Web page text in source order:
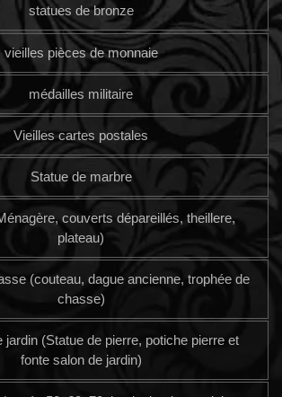
statues de bronze
vieilles pièces de monnaie
médailles militaire
Vieilles cartes postales
Statue de marbre
couverts dépareillés, theillere,
plateau)
(couteau, dague ancienne, trophée de
chasse)
jardin (Statue de pierre, potiche pierre et
fonte salon de jardin)